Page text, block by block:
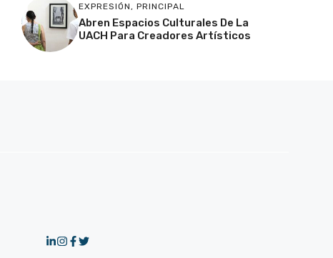
EXPRESIÓN, PRINCIPAL
Abren Espacios Culturales De La
UACH Para Creadores Artísticos